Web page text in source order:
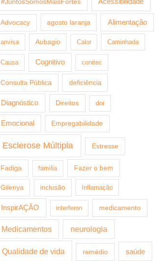
Advocacy agosto laranja Alimentação
anvisa Aubagio Calor Caminhada
Causa Cognitivo conitec
Consulta Pública deficiência
Diagnóstico Direitos dor
Emocional Empregabilidade
Esclerose Múltipla Estresse
Fadiga família Fazer o bem
Gilenya inclusão Inflamação
InspirAÇÃO interferon medicamento
Medicamentos neurologia
Qualidade de vida remédio saúde